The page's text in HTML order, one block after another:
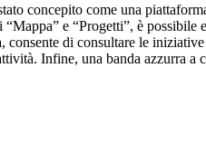
concepito come una
e “Progetti”, è
consente di consultare le
Infine, una banda azzurra a